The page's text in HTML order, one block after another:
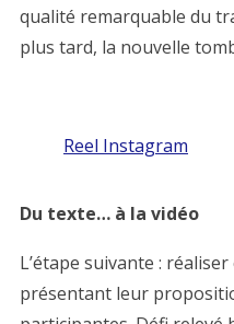
qualité remarquable du
plus tard, la nouvelle
Reel Instagram
Du texte… à la vidéo
L’étape suivante :
présentant leur